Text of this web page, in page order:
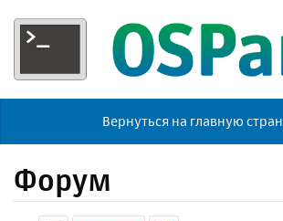
Вернуться на главную
Форум